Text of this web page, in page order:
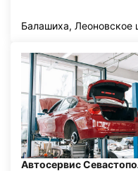
Балашиха, Леоновское
Автосервис